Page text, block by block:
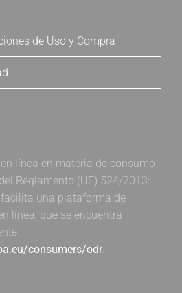
de Uso y Compra
línea en materia de consumo
Reglamento (UE) 524/2013:
una plataforma de
línea, que se encuentra
consumers/odr.